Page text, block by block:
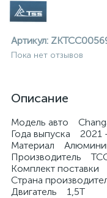
Артикул:
Пока нет отзывов
Описание
Модель авто
Года выпуска 2021
Материал
Производитель
Комплект
Страна
Двигатель 1,5T